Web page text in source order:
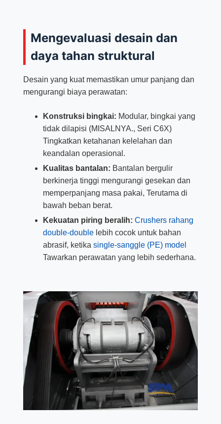
Mengevaluasi desain dan
daya tahan struktural
Desain yang kuat memastikan umur panjang dan
mengurangi biaya perawatan:
Konstruksi bingkai: Modular, bingkai yang
tidak dilapisi (MISALNYA., Seri C6X)
Tingkatkan ketahanan kelelahan dan
keandalan operasional.
Kualitas bantalan: Bantalan bergulir
berkinerja tinggi mengurangi gesekan dan
memperpanjang masa pakai, Terutama di
bawah beban berat.
Kekuatan piring beralih: Crushers rahang
double-doublelebih cocok untuk bahan
abrasif, ketika single-sanggle (PE) model
Tawarkan perawatan yang lebih sederhana.